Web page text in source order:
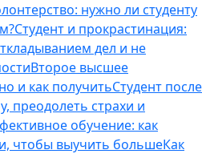
нужно ли cтуденту
Студент и прокрастинация:
дел и не
Второе высшее
и как получитьСтудент после
преодолеть страхи и
обучение: как
чтобы выучить большеКак